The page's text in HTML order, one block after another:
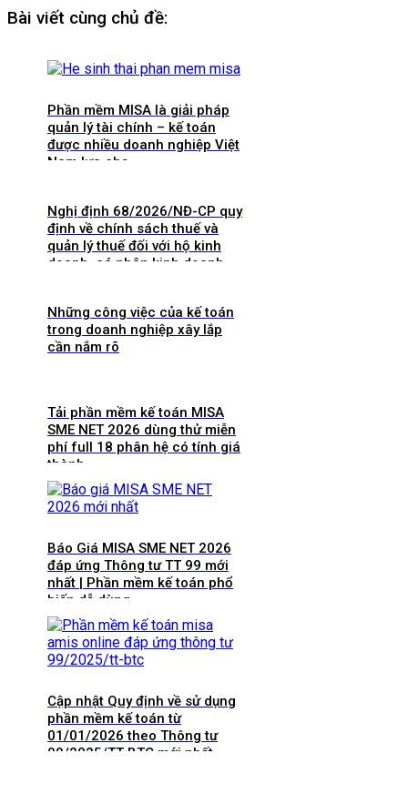
Bài viết cùng chủ đề:
Phần mềm MISA là giải pháp
quản lý tài chính – kế toán
được nhiều doanh nghiệp Việt
Nam lựa chọ
Nghị định 68/2026/NĐ-CP quy
định về chính sách thuế và
quản lý thuế đối với hộ kinh
doanh, cá nhân kinh doanh
Những công việc của kế toán
trong doanh nghiệp xây lắp
cần nắm rõ
Tải phần mềm kế toán MISA
SME NET 2026 dùng thử miễn
phí full 18 phân hệ có tính giá
thành
Báo Giá MISA SME NET 2026
đáp ứng Thông tư TT 99 mới
nhất | Phần mềm kế toán phổ
biến dễ dùng
Cập nhật Quy định về sử dụng
phần mềm kế toán từ
01/01/2026 theo Thông tư
99/2025/TT-BTC mới nhất